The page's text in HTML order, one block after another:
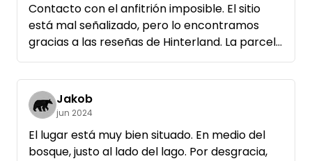
Contacto con el anfitrión imposible. El sitio
está mal señalizado, pero lo encontramos
gracias a las reseñas de Hinterland. La parcela
está descuidada. Electricidad, Dixie y WC
disponibles. Una estrella por esto. La parcela
está en medio del bosque, al lago se llega por
unas escaleras. En el bosque lleno de basura
gorjeos, pero el ruido del motor o el ruido de la
Jakob
jun 2024
El lugar está muy bien situado. En medio del
bosque, justo al lado del lago. Por desgracia,